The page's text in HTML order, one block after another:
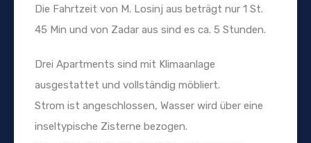
Die Fahrtzeit von M. Losinj aus beträgt nur 1 St.
45 Min und von Zadar aus sind es ca. 5 Stunden.
Drei Apartments sind mit Klimaanlage
ausgestattet und vollständig möbliert.
Strom ist angeschlossen, Wasser wird über eine
inseltypische Zisterne bezogen.